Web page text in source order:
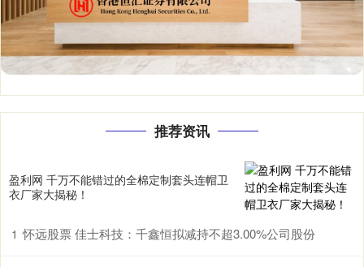
推荐资讯
盈利网 千万不能错过的全棉定制套头连帽卫
衣厂家大揭秘！
1 怀远股票 佳士科技：千鑫恒拟减持不超3.00%公司股份